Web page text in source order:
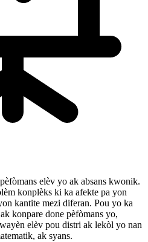
elèv yo ak absans kwonik.
konplèks ki ka afekte pa yon
kantite mezi diferan. Pou yo ka
konpare done pèfòmans yo,
elèv pou distri ak lekòl yo nan
ak syans.